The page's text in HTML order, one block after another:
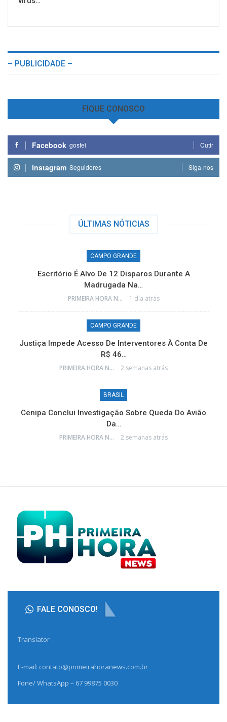
– PUBLICIDADE –
FIQUE CONOSCO
Facebook gostei Cutir
Instagram Seguidores Siga-nos
ÚLTIMAS NÓTICIAS
CAMPO GRANDE
Escritório É Alvo De 12 Disparos Durante A
Madrugada Na…
PRIMEIRA HORA NEWS 1 dia atrás
CAMPO GRANDE
Justiça Impede Acesso De Interventores À Conta De
R$ 46…
PRIMEIRA HORA NEWS 2 semanas atrás
BRASIL
Cenipa Conclui Investigação Sobre Queda Do Avião
Da…
PRIMEIRA HORA NEWS 2 semanas atrás
FALE CONOSCO!
Translator
E-mail: contato@primeirahoranews.com.br
Fone/ WhatsApp – 67 99875 0030